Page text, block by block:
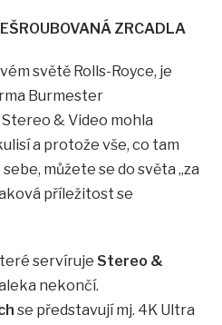
ZRCADLA
světě Rolls-Royce, je
Burmester
& Video mohla
a protože vše, co tam
můžete se do světa „za
příležitost se
servíruje Stereo &
nekončí.
se představují mj. 4K Ultra